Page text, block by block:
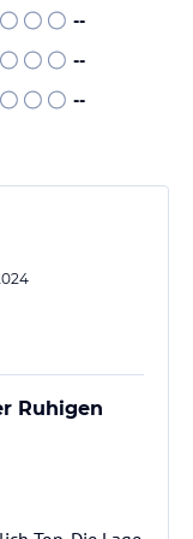
--
--
--
Ruhigen